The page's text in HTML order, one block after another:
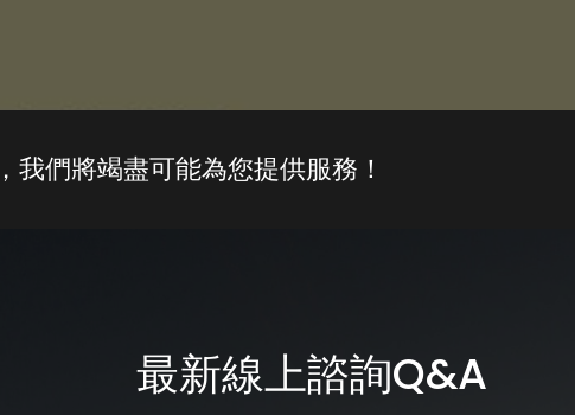
們將竭盡可能為您提供服務！
最新線上諮詢Q&A